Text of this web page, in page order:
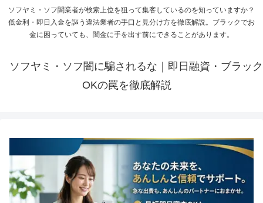
ソフヤミ・ソフ闇業者が検索上位を狙って集客しているのを知っていますか？
低金利・即日入金を謳う違法業者の手口と見分け方を徹底解説。ブラックでお
金に困っていても、闇金に手を出す前にできることがあります。
ソフヤミ・ソフ闇に騙されるな｜即日融資・ブラック
OKの罠を徹底解説